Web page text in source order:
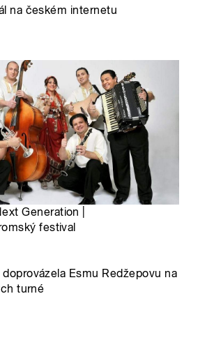
na českém internetu
Generation |
festival
doprovázela Esmu Redžepovu na
turné